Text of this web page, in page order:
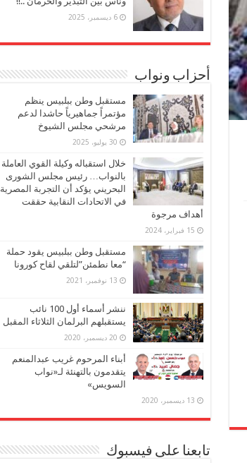
6 ديسمبر، 2025
أحزاب ونواب
مستقبل وطن ببلبيس ينظم
مؤتمراً جماهيرياً حاشدا لدعم
مرشحي مجلس الشيوخ
30 يوليو، 2025
خلال استقباله وكيلة القوي العاملة
بالنواب… رئيس مجلس الشورى
البحريني يؤكد أن التجربة المصرية
في الاتحادات النقابية حققت
أهداف مرجوة
15 فبراير، 2024
مستقبل وطن ببلبيس يقود حملة
“معا نطمئن”لتلقي لقاح كورونا
13 نوفمبر، 2021
ننشر أسماء أول 100 نائب
يستقبلهم البرلمان الثلاثاء المقبل
20 ديسمبر، 2020
أبناء المرحوم غريب عبدالمنعم
يتقدمون بالتهنئة لـ«نواب
السويس»
13 ديسمبر، 2020
تابعنا على فيسبوك